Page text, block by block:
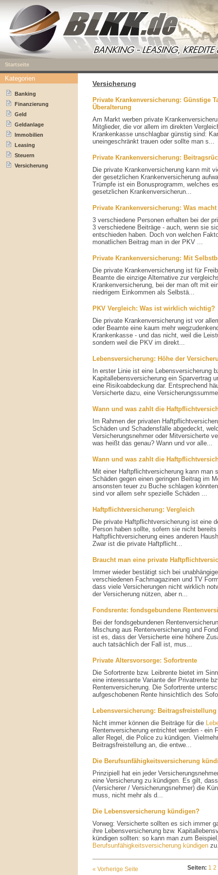
Startseite
Versicherung
Private Krankenversicherung: Günstige
Überalterung
Am Markt werben private
Mitglieder, die vor allem im direkten
Krankenkasse unschlagbar günstig sind:
uneingeschränkt trauen oder sollte man s...
Private Krankenversicherung:
Die private Krankenversicherung kann mit
der gesetzlichen Krankenversicherung
Trümpfe ist ein Bonusprogramm, welches
gesetzlichen Krankenversicherun...
Private Krankenversicherung: Was
3 verschiedene Personen erhalten bei der
3 verschiedene Beiträge - auch, wenn sie
entschieden haben. Doch von welchen
monatlichen Beitrag man in der PKV ...
Private Krankenversicherung: Mit
Die private Krankenversicherung ist für
Beamte die einzige Alternative zur
Krankenversicherung, bei der man oft mit
niedrigem Einkommen als Selbstä...
PKV Vergleich: Was ist wirklich wichtig?
Die private Krankenversicherung ist vor
oder Beamte eine kaum mehr
Krankenkasse - und das nicht, weil die
sondern weil die PKV im direkt...
Lebensversicherung: Höhe der
In erster Linie ist eine Lebensversicherung
Kapitallebensversicherung ein Sparvertrag
eine Risikoabdeckung dar. Entsprechend
Versicherte dazu, eine
Wann und was zahlt die
Im Rahmen der privaten
Schäden und Schadensfälle abgedeckt,
Versicherungsnehmer oder Mitversicherte
was heißt das genau? Wann und vor alle...
Wann und was zahlt die
Mit einer Haftpflichtversicherung kann man
Schäden gegen einen geringen Beitrag im
ansonsten teuer zu Buche schlagen
sind vor allem sehr spezielle Schäden ...
Haftpflichtversicherung: Vergleich
Die private Haftpflichtversicherung ist eine
Person haben sollte, sofern sie nicht
Haftpflichtversicherung eines anderen
Zwar ist die private Haftpflicht...
Braucht man eine private
Immer wieder bestätigt sich bei
verschiedenen Fachmagazinen und TV
dass viele Versicherungen nicht wirklich
der Versicherung nützen, aber n...
Fondsrente: fondsgebundene
Bei der fondsgebundenen
Mischung aus Rentenversicherung und
ist es, dass der Versicherte eine höhere
auch tatsächlich der Fall ist, mus...
Private Altersvorsorge: Sofortrente
Die Sofortrente bzw. Leibrente bietet im
eine interessante Variante der Privatrente
Rentenversicherung. Die Sofortrente
aufgeschobenen Rente hinsichtlich des
Lebensversicherung: Beitragsfreistellung
Nicht immer können die Beiträge für die
Rentenversicherung entrichtet werden - ein
aller Regel, die Police zu kündigen.
Beitragsfreistellung an, die entwe...
Die Berufsunfähigkeitsversicherung
Prinzipiell hat ein jeder
eine Versicherung zu kündigen. Es gilt,
(Versicherer / Versicherungsnehmer) die
muss, nicht mehr als d...
Die Lebensversicherung kündigen?
Vorweg: Versicherte sollten es sich immer
ihre Lebensversicherung bzw.
kündigen sollten: so kann man zum
Berufsunfähigkeitsversicherung kündigen
« Vorherige Seite Seiten: 1 2
Kategorien
Banking
Finanzierung
Geld
Geldanlage
Immobilien
Leasing
Steuern
Versicherung